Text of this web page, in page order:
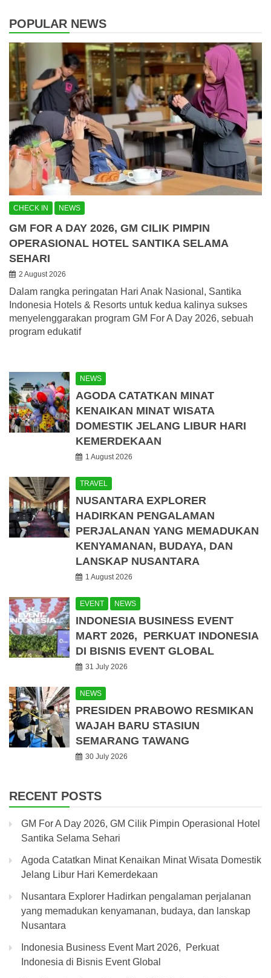
POPULAR NEWS
CHECK IN NEWS
GM FOR A DAY 2026, GM CILIK PIMPIN
OPERASIONAL HOTEL SANTIKA SELAMA
SEHARI
2 August 2026
Dalam rangka peringatan Hari Anak Nasional, Santika
Indonesia Hotels & Resorts untuk kedua kalinya sukses
menyelenggarakan program GM For A Day 2026, sebuah
program edukatif
NEWS
AGODA CATATKAN MINAT
KENAIKAN MINAT WISATA
DOMESTIK JELANG LIBUR HARI
KEMERDEKAAN
1 August 2026
TRAVEL
NUSANTARA EXPLORER
HADIRKAN PENGALAMAN
PERJALANAN YANG MEMADUKAN
KENYAMANAN, BUDAYA, DAN
LANSKAP NUSANTARA
1 August 2026
EVENT NEWS
INDONESIA BUSINESS EVENT
MART 2026, PERKUAT INDONESIA
DI BISNIS EVENT GLOBAL
31 July 2026
NEWS
PRESIDEN PRABOWO RESMIKAN
WAJAH BARU STASIUN
SEMARANG TAWANG
30 July 2026
RECENT POSTS
GM For A Day 2026, GM Cilik Pimpin Operasional Hotel
Santika Selama Sehari
Agoda Catatkan Minat Kenaikan Minat Wisata Domestik
Jelang Libur Hari Kemerdekaan
Nusantara Explorer Hadirkan pengalaman perjalanan
yang memadukan kenyamanan, budaya, dan lanskap
Nusantara
Indonesia Business Event Mart 2026, Perkuat
Indonesia di Bisnis Event Global